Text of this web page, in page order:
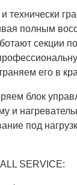
технически
полным
секции
его в
блок
и
под
SERVICE: